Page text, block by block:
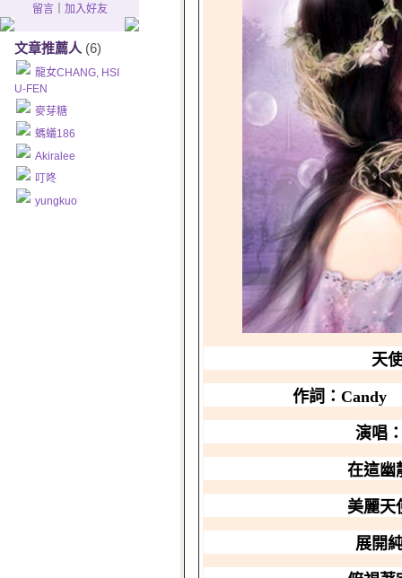
留言｜ 加入好友
文章推薦人 (6)
龍女CHANG, HSI
U-FEN
麥芽糖
螞蟻186
Akiralee
叮咚
yungkuo
天
作詞：
演唱
在這
美麗天
展開